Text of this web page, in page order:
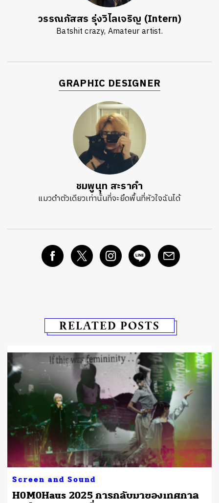
วรรณภัสสร รุ่งวิไลเจริญ (Intern)
Batshit crazy, Amateur artist.
GRAPHIC DESIGNER
ชมพูนุท สะราคำ
แมวดำตัวเดียวเท่านั้นที่จะยึดพื้นที่หัวใจฉันได้
RELATED POSTS
Screen and Sound
H0M0Haus 2025 การกลับมาของเทศกาล